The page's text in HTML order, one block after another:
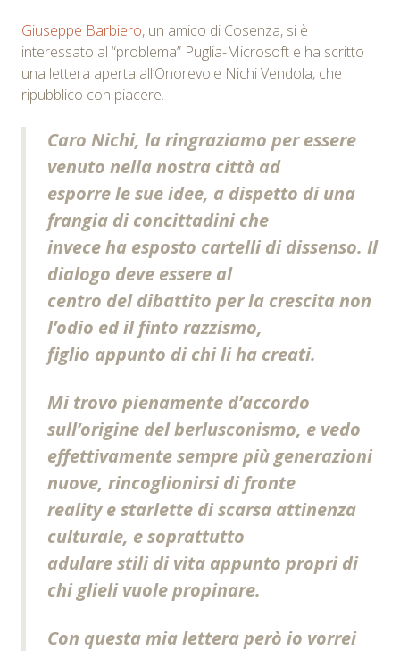
Giuseppe Barbiero, un amico di Cosenza, si è
interessato al “problema” Puglia-Microsoft e ha scritto
una lettera aperta all’Onorevole Nichi Vendola, che
ripubblico con piacere.
Caro Nichi, la ringraziamo per essere
venuto nella nostra città ad
esporre le sue idee, a dispetto di una
frangia di concittadini che
invece ha esposto cartelli di dissenso. Il
dialogo deve essere al
centro del dibattito per la crescita non
l’odio ed il finto razzismo,
figlio appunto di chi li ha creati.
Mi trovo pienamente d’accordo
sull’origine del berlusconismo, e vedo
effettivamente sempre più generazioni
nuove, rincoglionirsi di fronte
reality e starlette di scarsa attinenza
culturale, e soprattutto
adulare stili di vita appunto propri di
chi glieli vuole propinare.
Con questa mia lettera però io vorrei